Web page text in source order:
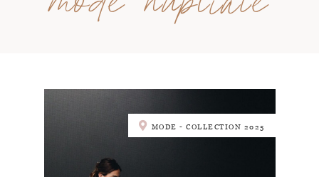
MODE - COLLECTION 2025